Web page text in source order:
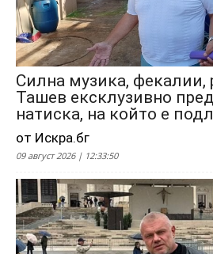
Силна музика, фекалии,
Ташев ексклузивно
натиска, на който е
от Искра.бг
09 август 2026 | 12:33:50